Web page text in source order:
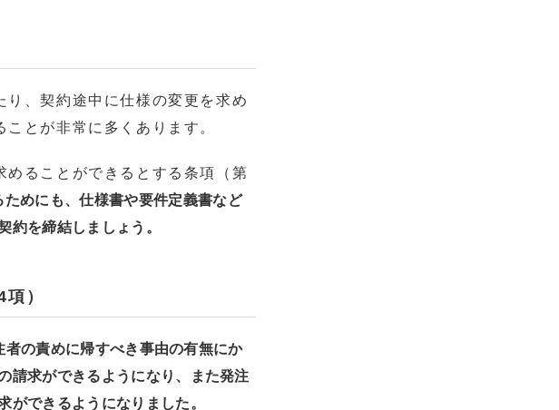
、契約途中に仕様の変更を求め
とが非常に多くあります。
ることができるとする条項（第
めにも、仕様書や要件定義書など
約を締結しましょう。
）
者の責めに帰すべき事由の有無にか
請求ができるようになり、また発注
ができるようになりました。